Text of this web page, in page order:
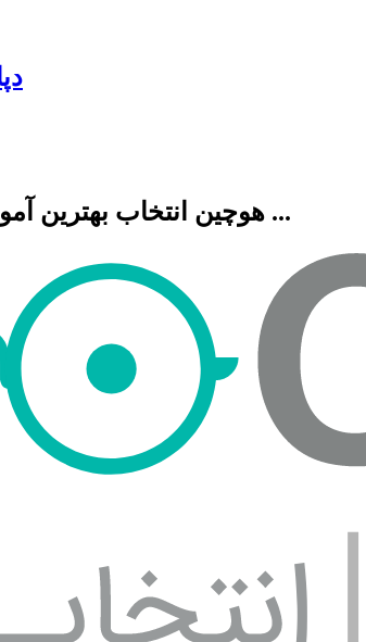
هوچین انتخاب بهترین آموزشگاه هنری، فنی حرفه ای، زبان، موسیقی و ...